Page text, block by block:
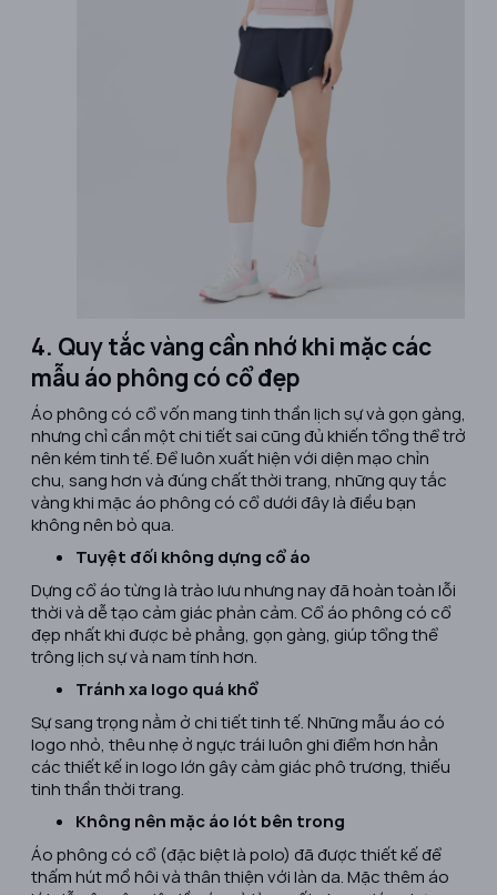
4. Quy tắc vàng cần nhớ khi mặc các
mẫu áo phông có cổ đẹp
Áo phông có cổ vốn mang tinh thần lịch sự và gọn gàng,
nhưng chỉ cần một chi tiết sai cũng đủ khiến tổng thể trở
nên kém tinh tế. Để luôn xuất hiện với diện mạo chỉn
chu, sang hơn và đúng chất thời trang, những quy tắc
vàng khi mặc áo phông có cổ dưới đây là điều bạn
không nên bỏ qua.
Tuyệt đối không dựng cổ áo
Dựng cổ áo từng là trào lưu nhưng nay đã hoàn toàn lỗi
thời và dễ tạo cảm giác phản cảm. Cổ áo phông có cổ
đẹp nhất khi được bẻ phẳng, gọn gàng, giúp tổng thể
trông lịch sự và nam tính hơn.
Tránh xa logo quá khổ
Sự sang trọng nằm ở chi tiết tinh tế. Những mẫu áo có
logo nhỏ, thêu nhẹ ở ngực trái luôn ghi điểm hơn hẳn
các thiết kế in logo lớn gây cảm giác phô trương, thiếu
tinh thần thời trang.
Không nên mặc áo lót bên trong
Áo phông có cổ (đặc biệt là polo) đã được thiết kế để
thấm hút mồ hôi và thân thiện với làn da. Mặc thêm áo